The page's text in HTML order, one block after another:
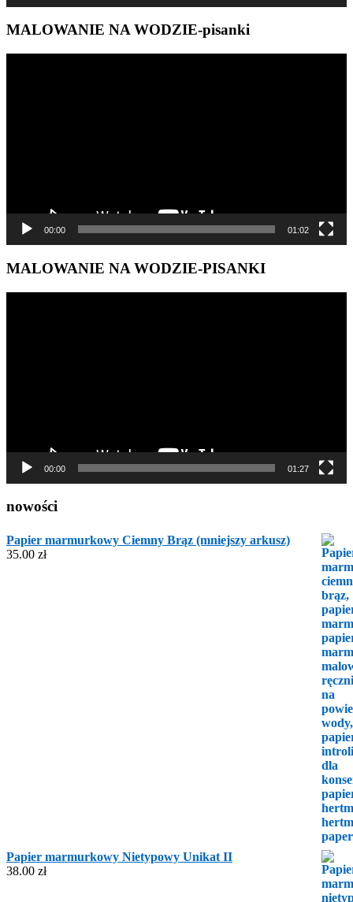
MALOWANIE NA WODZIE-pisanki
00:00 01:02
MALOWANIE NA WODZIE-PISANKI
00:00 01:27
nowości
Papier marmurkowy Ciemny Brąz (mniejszy arkusz)
35.00 zł
Papier marmurkowy Nietypowy Unikat II
38.00 zł